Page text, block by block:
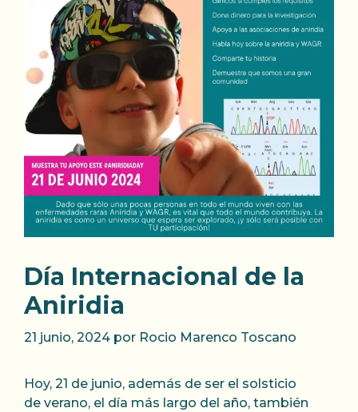
Día Internacional de la
Aniridia
21 junio, 2024 por Rocio Marenco Toscano
Hoy, 21 de junio, además de ser el solsticio
de verano, el día más largo del año, también